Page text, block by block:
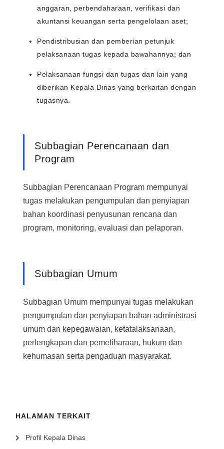
anggaran, perbendaharaan, verifikasi dan
akuntansi keuangan serta pengelolaan aset;
Pendistribusian dan pemberian petunjuk
pelaksanaan tugas kepada bawahannya; dan
Pelaksanaan fungsi dan tugas dan lain yang
diberikan Kepala Dinas yang berkaitan dengan
tugasnya
Subbagian Perencanaan dan
Program
Subbagian Perencanaan Program mempunyai
tugas melakukan pengumpulan dan penyiapan
bahan koordinasi penyusunan rencana dan
program, monitoring, evaluasi dan pelaporan.
Subbagian Umum
Subbagian Umum mempunyai tugas melakukan
pengumpulan dan penyiapan bahan administrasi
umum dan kepegawaian, ketatalaksanaan,
perlengkapan dan pemeliharaan, hukum dan
kehumasan serta pengaduan masyarakat.
HALAMAN TERKAIT
Profil Kepala Dinas